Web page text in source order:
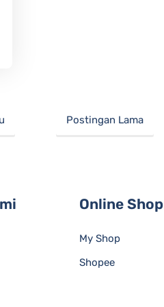
Postingan Lama
Online Shop
My Shop
Shopee